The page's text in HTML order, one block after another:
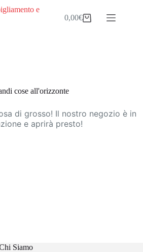
Carrello
0,00€
cose all'orizzonte
di grosso! Il nostro negozio è in
e aprirà presto!
Siamo